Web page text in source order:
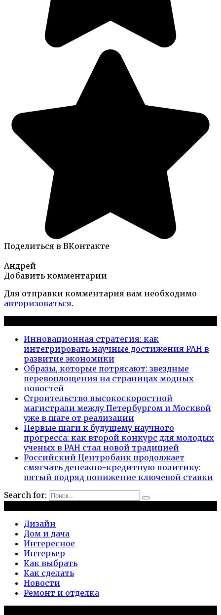
Поделиться в ВКонтакте
Андрей
Добавить комментарии
Для отправки комментария вам необходимо
авторизоваться.
Инновационная стратегия: как
интегрировать научные достижения РАН в
развитие экономики
Образы, которые потрясают: звездные
перевоплощения на страницах модных
новостей
Строительство высокоскоростной
магистрали между Петербургом и Москвой
уже в шаге от реализации
Первые шаги к будущему научного
прогресса: как второй конкурс для молодых
ученых в РАН стал новой традицией
Российский Центробанк продолжает
смягчать денежно-кредитную политику:
пятый подряд понижение ключевой ставки
Search for:
Дизайн
Дом и дача
Интересное
Интерьер
Как выбрать
Как сделать
Новости
Ремонт и отделка